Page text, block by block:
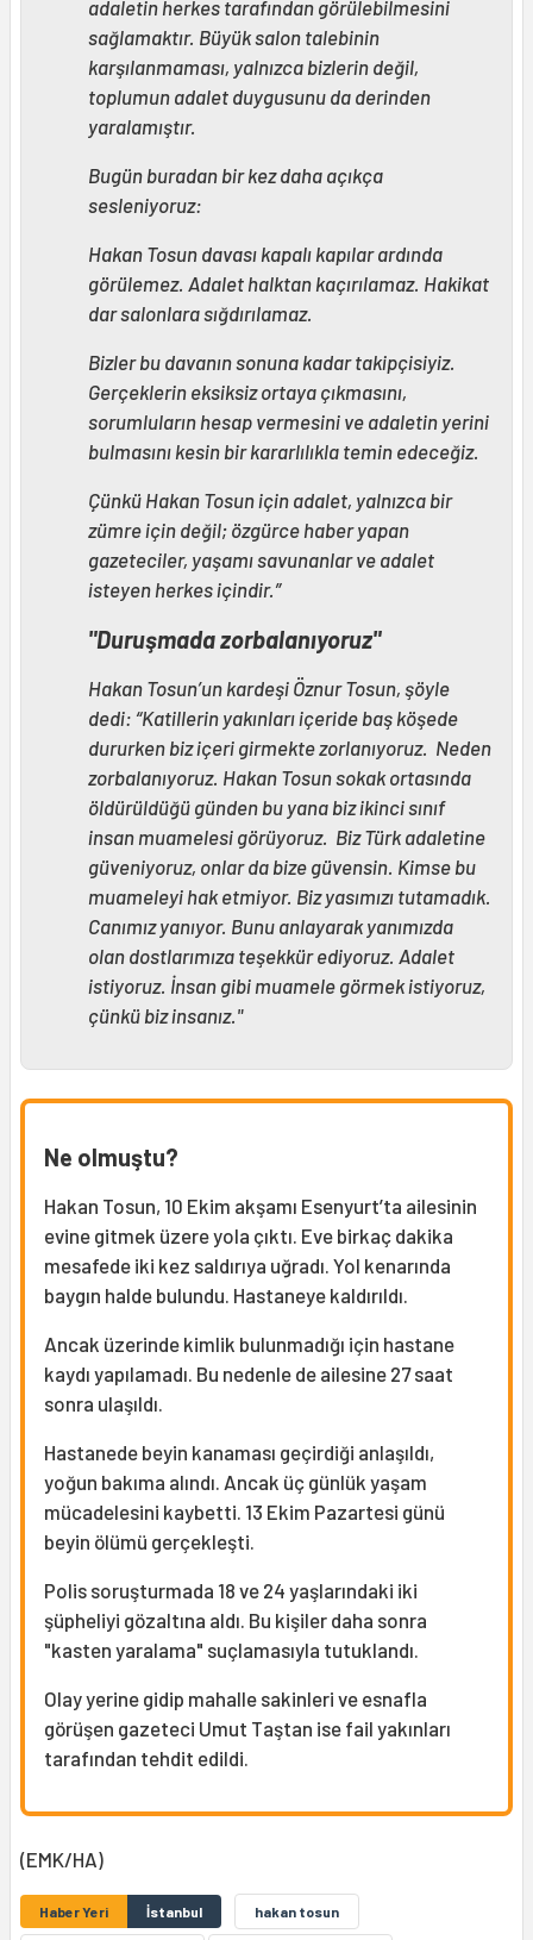
adaletin herkes tarafından görülebilmesini
sağlamaktır. Büyük salon talebinin
karşılanmaması, yalnızca bizlerin değil,
toplumun adalet duygusunu da derinden
yaralamıştır.
Bugün buradan bir kez daha açıkça
sesleniyoruz:
Hakan Tosun davası kapalı kapılar ardında
görülemez. Adalet halktan kaçırılamaz. Hakikat
dar salonlara sığdırılamaz.
Bizler bu davanın sonuna kadar takipçisiyiz.
Gerçeklerin eksiksiz ortaya çıkmasını,
sorumluların hesap vermesini ve adaletin yerini
bulmasını kesin bir kararlılıkla temin edeceğiz.
Çünkü Hakan Tosun için adalet, yalnızca bir
zümre için değil; özgürce haber yapan
gazeteciler, yaşamı savunanlar ve adalet
isteyen herkes içindir.”
"Duruşmada zorbalanıyoruz"
Hakan Tosun’un kardeşi Öznur Tosun, şöyle
dedi: “Katillerin yakınları içeride baş köşede
dururken biz içeri girmekte zorlanıyoruz. Neden
zorbalanıyoruz. Hakan Tosun sokak ortasında
öldürüldüğü günden bu yana biz ikinci sınıf
insan muamelesi görüyoruz. Biz Türk adaletine
güveniyoruz, onlar da bize güvensin. Kimse bu
muameleyi hak etmiyor. Biz yasımızı tutamadık.
Canımız yanıyor. Bunu anlayarak yanımızda
olan dostlarımıza teşekkür ediyoruz. Adalet
istiyoruz. İnsan gibi muamele görmek istiyoruz,
çünkü biz insanız."
Ne olmuştu?
Hakan Tosun, 10 Ekim akşamı Esenyurt’ta ailesinin
evine gitmek üzere yola çıktı. Eve birkaç dakika
mesafede iki kez saldırıya uğradı. Yol kenarında
baygın halde bulundu. Hastaneye kaldırıldı.
Ancak üzerinde kimlik bulunmadığı için hastane
kaydı yapılamadı. Bu nedenle de ailesine 27 saat
sonra ulaşıldı.
Hastanede beyin kanaması geçirdiği anlaşıldı,
yoğun bakıma alındı. Ancak üç günlük yaşam
mücadelesini kaybetti. 13 Ekim Pazartesi günü
beyin ölümü gerçekleşti.
Polis soruşturmada 18 ve 24 yaşlarındaki iki
şüpheliyi gözaltına aldı. Bu kişiler daha sonra
"kasten yaralama" suçlamasıyla tutuklandı.
Olay yerine gidip mahalle sakinleri ve esnafla
görüşen gazeteci Umut Taştan ise fail yakınları
tarafından tehdit edildi.
(EMK/HA)
Haber Yeri İstanbul hakan tosun